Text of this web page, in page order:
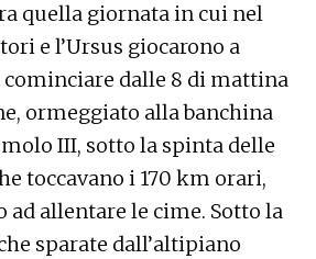
quella giornata in cui nel
e l’Ursus giocarono a
cominciare dalle 8 di mattina
ormeggiato alla banchina
III, sotto la spinta delle
toccavano i 170 km orari,
ad allentare le cime. Sotto la
sparate dall’altipiano